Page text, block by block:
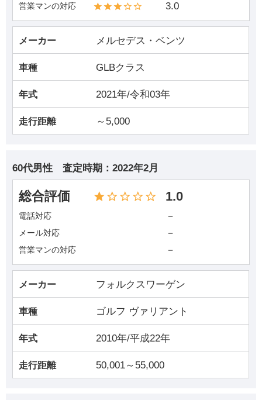
営業マンの対応 3.0
メーカー メルセデス・ベンツ
車種 GLBクラス
年式 2021年/令和03年
走行距離 ～5,000
60代男性 査定時期： 2022年2月
総合評価 1.0
電話対応 －
メール対応 －
営業マンの対応 －
メーカー フォルクスワーゲン
車種 ゴルフ ヴァリアント
年式 2010年/平成22年
走行距離 50,001～55,000